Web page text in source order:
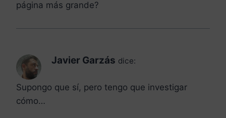
página más grande?
Javier Garzás dice:
Supongo que sí, pero tengo que investigar
cómo…